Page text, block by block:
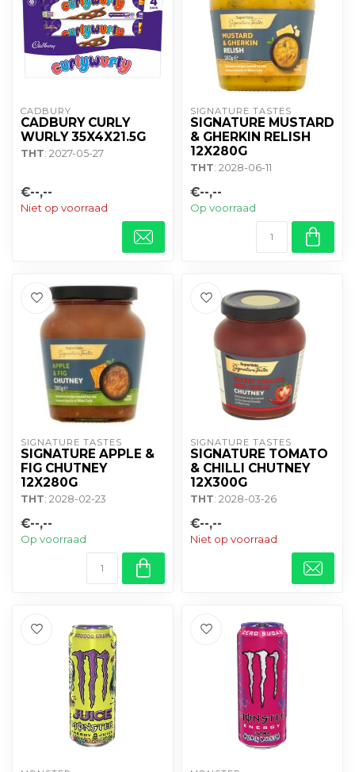
CADBURY
CADBURY CURLY
WURLY 35X4X21.5G
THT: 2027-05-27
€--,--
Niet op voorraad
SIGNATURE TASTES
SIGNATURE MUSTARD
& GHERKIN RELISH
12X280G
THT: 2028-06-11
€--,--
Op voorraad
SIGNATURE TASTES
SIGNATURE APPLE &
FIG CHUTNEY
12X280G
THT: 2028-02-23
€--,--
Op voorraad
SIGNATURE TASTES
SIGNATURE TOMATO
& CHILLI CHUTNEY
12X300G
THT: 2028-03-26
€--,--
Niet op voorraad